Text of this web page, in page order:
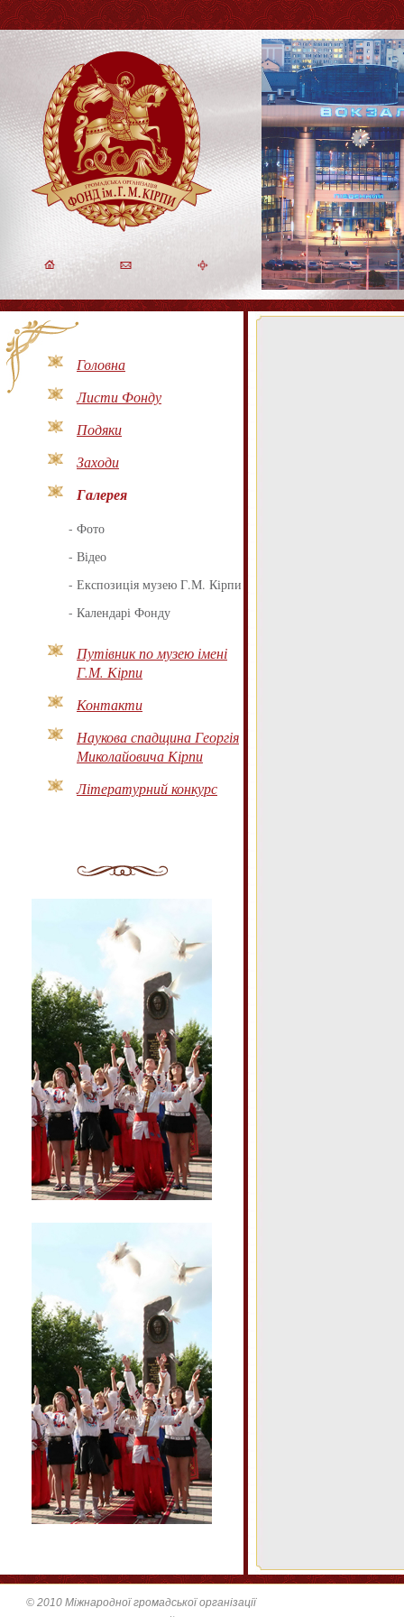
Головна
Листи Фонду
Подяки
Заходи
Галерея
- Фото
- Відео
- Експозиція музею Г.М. Кірпи
- Календарі Фонду
Путівник по музею імені
Г.М. Кірпи
Контакти
Наукова спадщина Георгія
Миколайовича Кірпи
Літературний конкурс
© 2010 Міжнародної громадської організації